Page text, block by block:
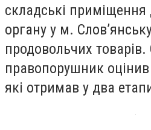
складські
органу у м.
продовольчих товарів.
правопорушник
які отримав у два